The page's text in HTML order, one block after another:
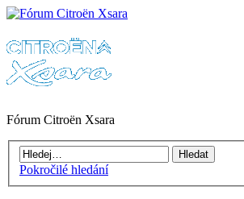
Fórum Citroën Xsara
Pokročilé hledání